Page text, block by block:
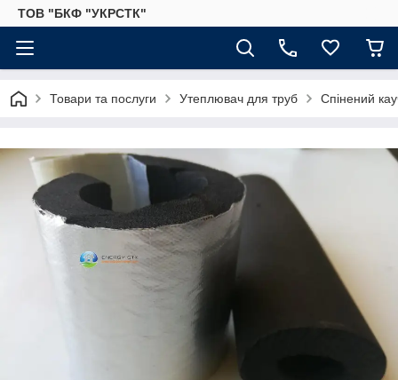
ТОВ "БКФ "УКРСТК"
Товари та послуги Утеплювач для труб Спінений